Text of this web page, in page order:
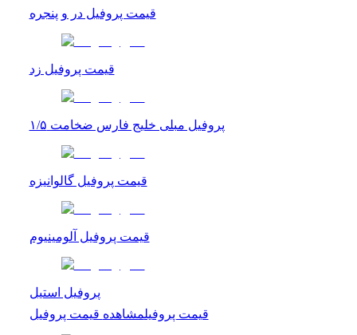
قیمت پروفیل در و پنجره
قیمت پروفیل زد
پروفیل مبلی خلیج فارس ضخامت ۱/۵
قیمت پروفیل گالوانیزه
قیمت پروفیل آلومینیوم
پروفیل استیل
قیمت پروفیلمشاهده قیمت پروفیل